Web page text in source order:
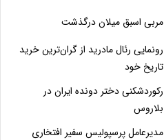
مربی اسبق میلان درگذشت
رونمایی رئال مادرید از گران‌ترین خرید
تاریخ خود
رکوردشکنی دختر دونده ایران در
بلاروس
مدیرعامل پرسپولیس سفیر افتخاری